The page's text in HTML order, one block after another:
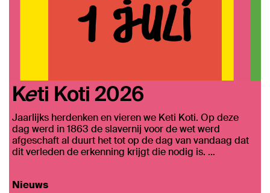
Keti Koti 2026
Jaarlijks herdenken en vieren we Keti Koti. Op deze
dag werd in 1863 de slavernij voor de wet werd
afgeschaft al duurt het tot op de dag van vandaag dat
dit verleden de erkenning krijgt die nodig is. …
Nieuws